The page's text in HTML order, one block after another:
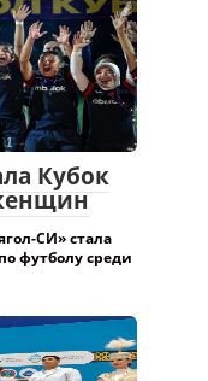
Кубок
СИ» стала
футболу среди